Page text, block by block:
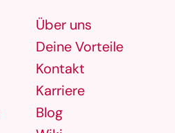
Über uns
Deine Vorteile
Kontakt
Karriere
Blog